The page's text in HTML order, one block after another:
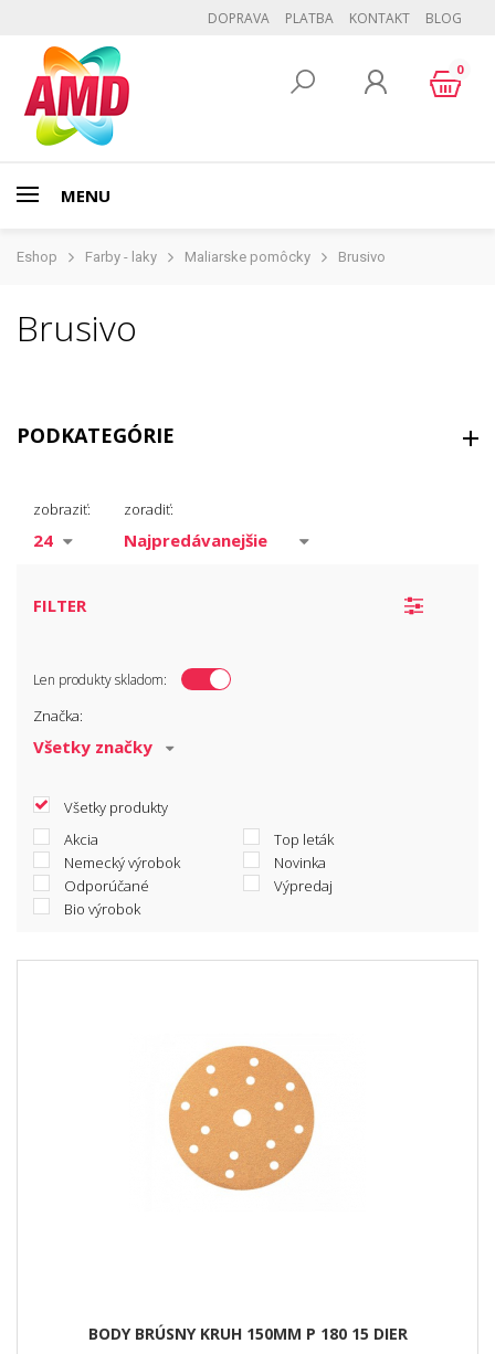
DOPRAVA PLATBA KONTAKT BLOG
0
MENU
Eshop Farby - laky Maliarske pomôcky Brusivo
Brusivo
PODKATEGÓRIE
Valčeky
Štetce
Špachtle
zobraziť: zoradiť:
FILTER
Len produkty skladom:
Značka:
Všetky produkty
Akcia
Top leták
Nemecký výrobok
Novinka
Odporúčané
Výpredaj
Bio výrobok
BODY BRÚSNY KRUH 150MM P 180 15 DIER